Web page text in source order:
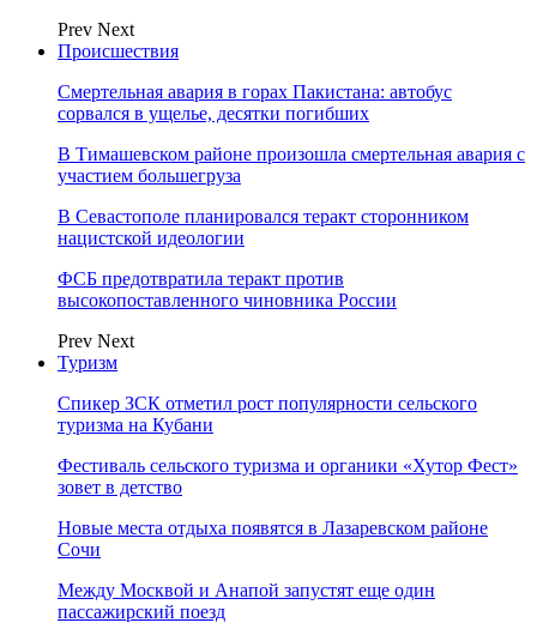
Prev Next
Происшествия
Смертельная авария в горах Пакистана: автобус
сорвался в ущелье, десятки погибших
В Тимашевском районе произошла смертельная авария с
участием большегруза
В Севастополе планировался теракт сторонником
нацистской идеологии
ФСБ предотвратила теракт против
высокопоставленного чиновника России
Prev Next
Туризм
Спикер ЗСК отметил рост популярности сельского
туризма на Кубани
Фестиваль сельского туризма и органики «Хутор Фест»
зовет в детство
Новые места отдыха появятся в Лазаревском районе
Сочи
Между Москвой и Анапой запустят еще один
пассажирский поезд